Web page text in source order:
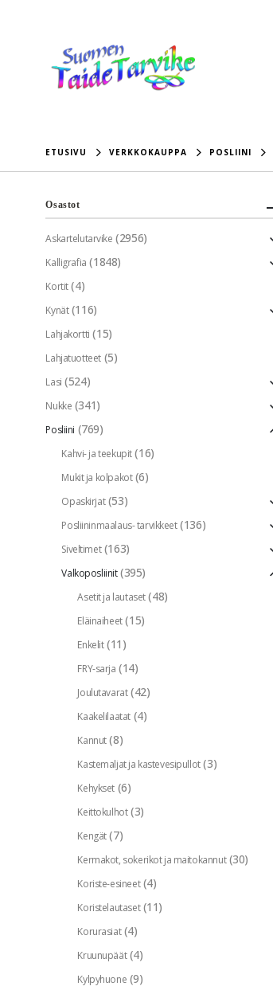
ETUSIVU VERKKOKAUPPA POSLIINI
Osastot
Askartelutarvike (2956)
Kalligrafia (1848)
Kortit (4)
Kynät (116)
Lahjakortti (15)
Lahjatuotteet (5)
Lasi (524)
Nukke (341)
Posliini (769)
Kahvi- ja teekupit (16)
Mukit ja kolpakot (6)
Opaskirjat (53)
Posliininmaalaus- tarvikkeet (136)
Siveltimet (163)
Valkoposliinit (395)
Asetit ja lautaset (48)
Eläinaiheet (15)
Enkelit (11)
FRY-sarja (14)
Joulutavarat (42)
Kaakelilaatat (4)
Kannut (8)
Kastemaljat ja kastevesipullot (3)
Kehykset (6)
Keittokulhot (3)
Kengät (7)
Kermakot, sokerikot ja maitokannut (30)
Koriste-esineet (4)
Koristelautaset (11)
Korurasiat (4)
Kruunupäät (4)
Kylpyhuone (9)